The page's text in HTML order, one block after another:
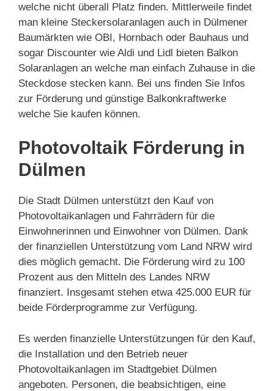
welche nicht überall Platz finden. Mittlerweile findet
man kleine Steckersolaranlagen auch in Dülmener
Baumärkten wie OBI, Hornbach oder Bauhaus und
sogar Discounter wie Aldi und Lidl bieten Balkon
Solaranlagen an welche man einfach Zuhause in die
Steckdose stecken kann. Bei uns finden Sie Infos
zur Förderung und günstige Balkonkraftwerke
welche Sie kaufen können.
Photovoltaik Förderung in
Dülmen
Die Stadt Dülmen unterstützt den Kauf von
Photovoltaikanlagen und Fahrrädern für die
Einwohnerinnen und Einwohner von Dülmen. Dank
der finanziellen Unterstützung vom Land NRW wird
dies möglich gemacht. Die Förderung wird zu 100
Prozent aus den Mitteln des Landes NRW
finanziert. Insgesamt stehen etwa 425.000 EUR für
beide Förderprogramme zur Verfügung.
Es werden finanzielle Unterstützungen für den Kauf,
die Installation und den Betrieb neuer
Photovoltaikanlagen im Stadtgebiet Dülmen
angeboten. Personen, die beabsichtigen, eine